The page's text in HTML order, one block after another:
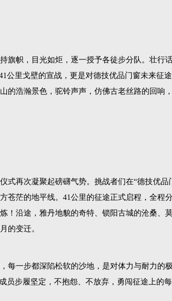
旗帜，目光如炬，逐一授予各徒步分队。壮行
公里戈壁的宣战，更是对德技优品门窗未来征
的浩瀚景色，驼铃声声，仿佛古老丝路的回响
式再次凝聚起磅礴气势。挑战者们在“德技优品
苍茫的地平线。41公里的征途正式启程，全程
！沿途，雅丹地貌的奇特、锁阳古城的沧桑、
的变迁。
每一步都深陷松软的沙地，是对体力与耐力的
员步履坚定，不抱怨、不放弃，勇闯征途上的